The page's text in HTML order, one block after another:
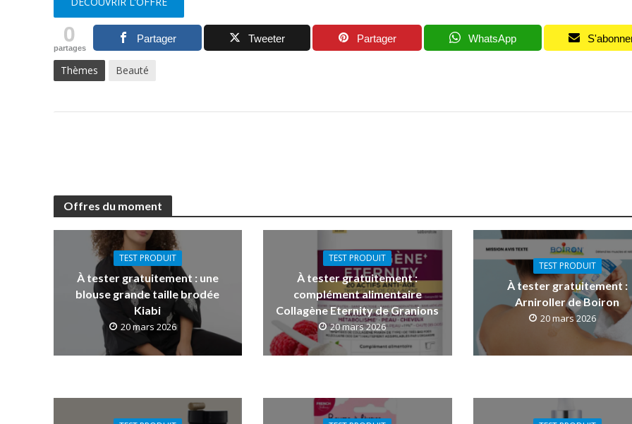
0
partages
Partager Tweeter Partager WhatsApp
Thèmes Beauté
Offres du moment
TEST PRODUIT
À tester gratuitement : une
blouse grande taille brodée
Kiabi
20 mars 2026
TEST PRODUIT
À tester gratuitement :
complément alimentaire
Collagène Eternity de Granions
20 mars 2026
TEST PRODUIT
À tester gratuitement :
Arniroller de Boiron
20 mars 2026